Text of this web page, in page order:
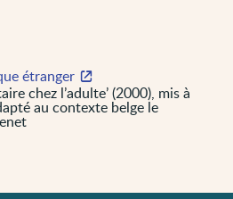
étranger
chez l’adulte’ (2000), mis à
au contexte belge le